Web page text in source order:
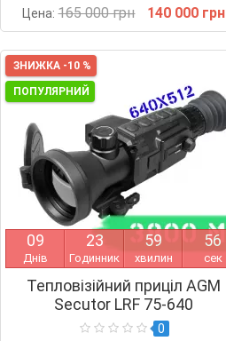
Цена:165 000 грн 140 000 грн
ЗНИЖКА -10 %
ПОПУЛЯРНИЙ
09
Днів
23
Годинник
59
хвилин
55
сек
Тепловізійний приціл AGM
Secutor LRF 75-640
0